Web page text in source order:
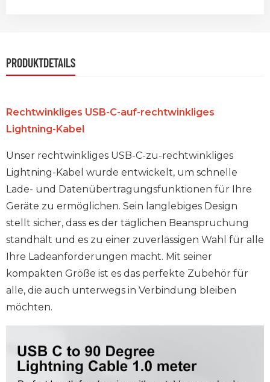
PRODUKTDETAILS
Rechtwinkliges USB-C-auf-rechtwinkliges
Lightning-Kabel
Unser rechtwinkliges USB-C-zu-rechtwinkliges
Lightning-Kabel wurde entwickelt, um schnelle
Lade- und Datenübertragungsfunktionen für Ihre
Geräte zu ermöglichen. Sein langlebiges Design
stellt sicher, dass es der täglichen Beanspruchung
standhält und es zu einer zuverlässigen Wahl für alle
Ihre Ladeanforderungen macht. Mit seiner
kompakten Größe ist es das perfekte Zubehör für
alle, die auch unterwegs in Verbindung bleiben
möchten.